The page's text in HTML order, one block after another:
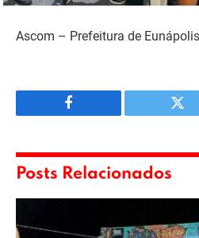
Ascom – Prefeitura de
Facebook
Posts Relacionados